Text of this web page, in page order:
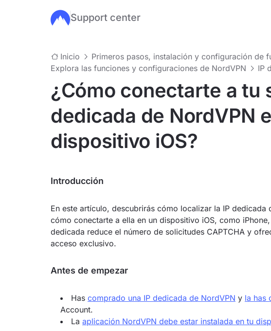
Ir al contenido principal
Support center
Inicio
Primeros pasos, instalación y configuración de
Explora las funciones y configuraciones de NordVPN
IP
¿Cómo conectarte a tu
dedicada de NordVPN
dispositivo iOS?
Introducción
En este artículo, descubrirás cómo localizar la IP
cómo conectarte a ella en un dispositivo iOS, como
dedicada reduce el número de solicitudes CAPTCHA y
acceso exclusivo.
Antes de empezar
Has comprado una IP dedicada de NordVPN y la has
Account.
La aplicación NordVPN debe estar instalada en tu